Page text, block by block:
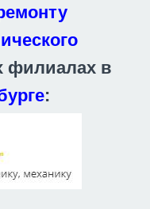
филиалах в
: